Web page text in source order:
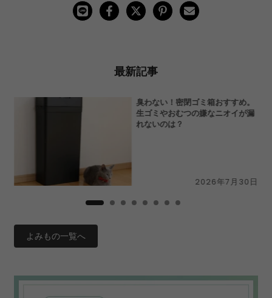
最新記事
臭わない！密閉ゴミ箱おすすめ。
生ゴミやおむつの嫌なニオイが漏
れないのは？
2026年7月30日
よみもの一覧へ